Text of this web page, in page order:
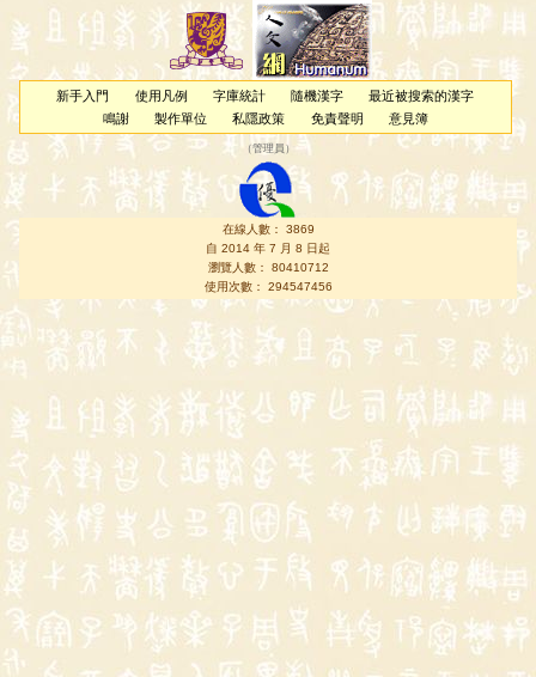
新手入門 使用凡例 字庫統計 隨機漢字
最近被搜索的漢字
鳴謝
製作單位 私隱政策 免責聲明 意見簿
（管理員 ）
在線人數： 3869
自 2014 年 7 月 8 日起
瀏覽人數： 80410712
使用次數： 294547456